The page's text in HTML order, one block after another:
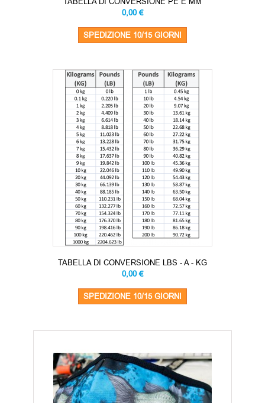
0,00 €
SPEDIZIONE 10/15 GIORNI
TABELLA DI CONVERSIONE LBS - A - KG
0,00 €
SPEDIZIONE 10/15 GIORNI